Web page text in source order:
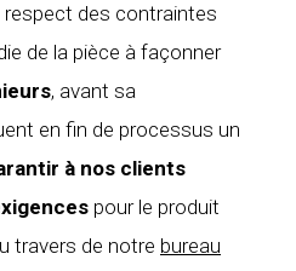
des contraintes
de la pièce à façonner
, avant sa
en fin de processus un
à nos clients
pour le produit
travers de notre bureau